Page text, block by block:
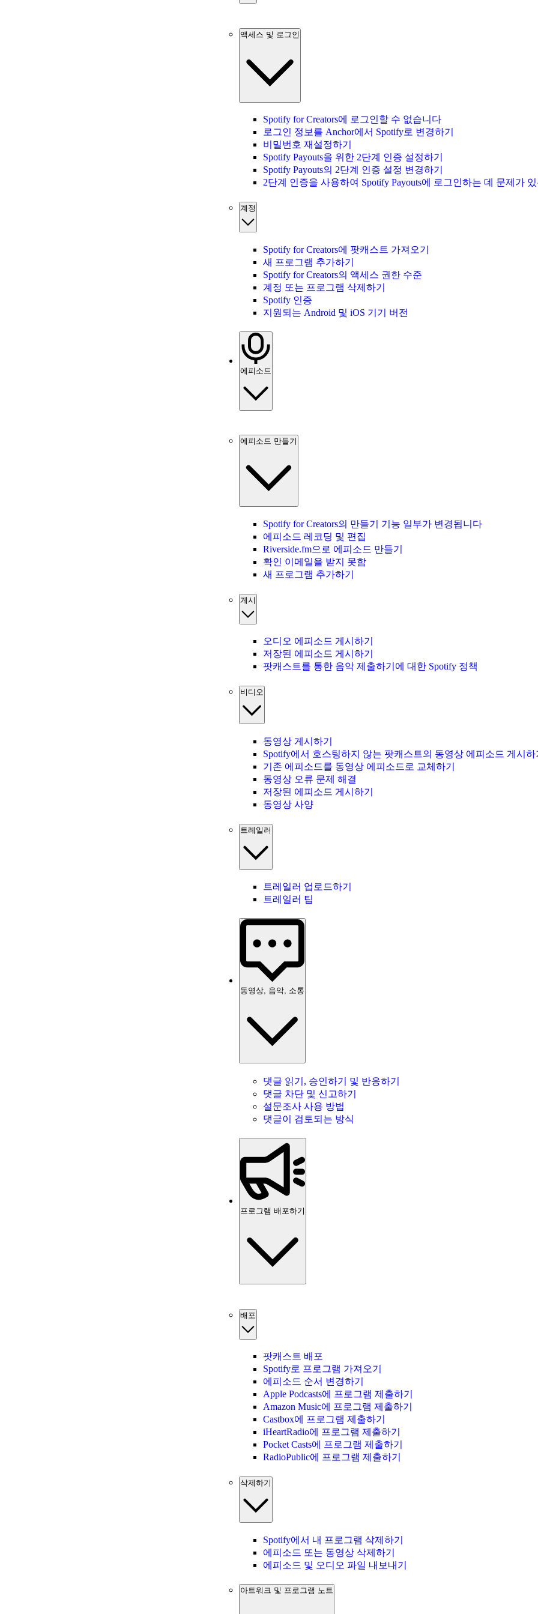
액세스 및 로그인
Spotify for Creators에 로그인할 수 없습니다
로그인 정보를 Anchor에서 Spotify로 변경하기
비밀번호 재설정하기
Spotify Payouts을 위한 2단계 인증 설정하기
Spotify Payouts의 2단계 인증 설정 변경하기
2단계 인증을 사용하여 Spotify Payouts에 로그인하는 데 문제가
계정
Spotify for Creators에 팟캐스트 가져오기
새 프로그램 추가하기
Spotify for Creators의 액세스 권한 수준
계정 또는 프로그램 삭제하기
Spotify 인증
지원되는 Android 및 iOS 기기 버전
에피소드
에피소드 만들기
Spotify for Creators의 만들기 기능 일부가 변경됩니다
에피소드 레코딩 및 편집
Riverside.fm으로 에피소드 만들기
확인 이메일을 받지 못함
새 프로그램 추가하기
게시
오디오 에피소드 게시하기
저장된 에피소드 게시하기
팟캐스트를 통한 음악 제출하기에 대한 Spotify 정책
비디오
동영상 게시하기
Spotify에서 호스팅하지 않는 팟캐스트의 동영상 에피소드 게시하
기존 에피소드를 동영상 에피소드로 교체하기
동영상 오류 문제 해결
저장된 에피소드 게시하기
동영상 사양
트레일러
트레일러 업로드하기
트레일러 팁
동영상, 음악, 소통
댓글 읽기, 승인하기 및 반응하기
댓글 차단 및 신고하기
설문조사 사용 방법
댓글이 검토되는 방식
프로그램 배포하기
배포
팟캐스트 배포
Spotify로 프로그램 가져오기
에피소드 순서 변경하기
Apple Podcasts에 프로그램 제출하기
Amazon Music에 프로그램 제출하기
Castbox에 프로그램 제출하기
iHeartRadio에 프로그램 제출하기
Pocket Casts에 프로그램 제출하기
RadioPublic에 프로그램 제출하기
삭제하기
Spotify에서 내 프로그램 삭제하기
에피소드 또는 동영상 삭제하기
에피소드 및 오디오 파일 내보내기
아트워크 및 프로그램 노트